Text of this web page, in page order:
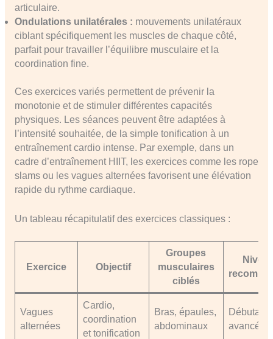
articulaire.
Ondulations unilatérales : mouvements unilatéraux
ciblant spécifiquement les muscles de chaque côté,
parfait pour travailler l’équilibre musculaire et la
coordination fine.
Ces exercices variés permettent de prévenir la
monotonie et de stimuler différentes capacités
physiques. Les séances peuvent être adaptées à
l’intensité souhaitée, de la simple tonification à un
entraînement cardio intense. Par exemple, dans un
cadre d’entraînement HIIT, les exercices comme les rope
slams ou les vagues alternées favorisent une élévation
rapide du rythme cardiaque.
Un tableau récapitulatif des exercices classiques :
Exercice Objectif
Groupes
musculaires
ciblés
Vagues
alternées
Cardio,
coordination
et tonification
Bras, épaules,
abdominaux
Débutant
avancé